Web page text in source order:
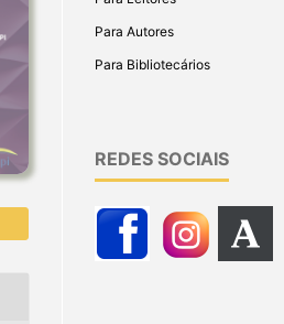
Para Autores
Para Bibliotecários
REDES SOCIAIS